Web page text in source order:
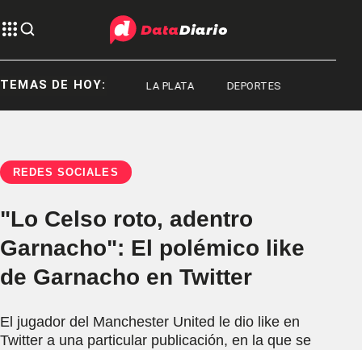
TEMAS DE HOY:
LA PLATA LA PLATA DEPORTES
REDES SOCIALES
"Lo Celso roto, adentro
Garnacho": El polémico like
de Garnacho en Twitter
El jugador del Manchester United le dio like en
Twitter a una particular publicación, en la que se